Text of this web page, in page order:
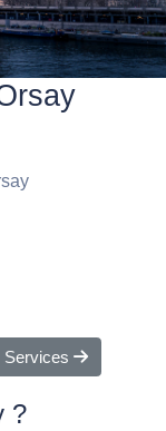
Services
?